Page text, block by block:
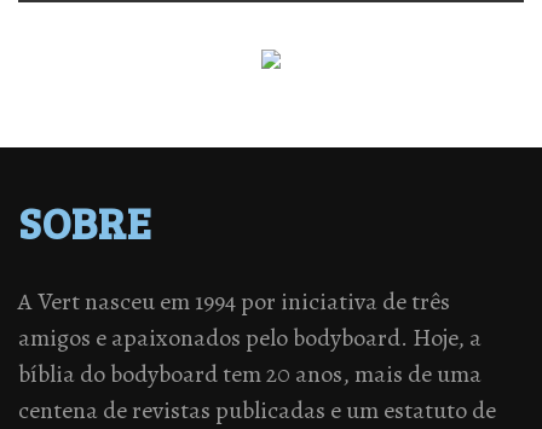
SOBRE
A Vert nasceu em 1994 por iniciativa de três
amigos e apaixonados pelo bodyboard. Hoje, a
bíblia do bodyboard tem 20 anos, mais de uma
centena de revistas publicadas e um estatuto de